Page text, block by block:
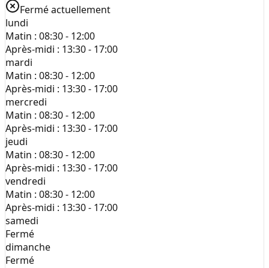
Fermé actuellement
lundi
Matin : 08:30 - 12:00
Après-midi : 13:30 - 17:00
mardi
Matin : 08:30 - 12:00
Après-midi : 13:30 - 17:00
mercredi
Matin : 08:30 - 12:00
Après-midi : 13:30 - 17:00
jeudi
Matin : 08:30 - 12:00
Après-midi : 13:30 - 17:00
vendredi
Matin : 08:30 - 12:00
Après-midi : 13:30 - 17:00
samedi
Fermé
dimanche
Fermé